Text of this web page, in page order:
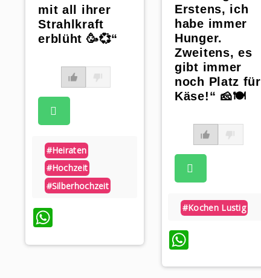
mit all ihrer
Strahlkraft
erblüht 🥳💞“
#heiraten
#hochzeit
#silberhochzeit
WhatsApp
Erstens, ich
habe immer
Hunger.
Zweitens, es
gibt immer
noch Platz für
Käse!“ 🧀🍽️
#kochen Lustig